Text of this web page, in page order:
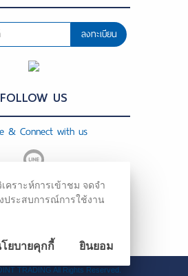
ลงทะเบียน
FOLLOW US
& Connect with us
TRADING All Rights Reserved.
คราะห์การเข้าชม จดจำ
ประสบการณ์การใช้งาน
ยบายคุกกี้ ยินยอม